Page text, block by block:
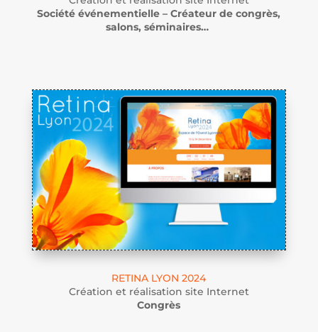
Société événementielle – Créateur de congrès,
salons, séminaires…
RETINA LYON 2024
Création et réalisation site Internet
Congrès